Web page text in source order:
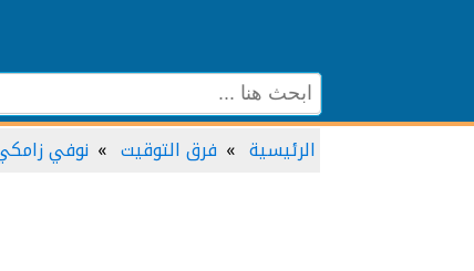
الرئيسية فرق التوقيت نوفي